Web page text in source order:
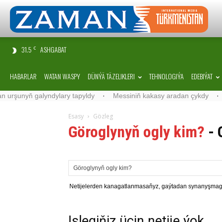
31.5 C ASHGABAT
HABARLAR WATAN WASPY DÜNÝÄ TÄZELIKLERI TEHNOLOGIÝA EDEBIÝAT
galyndylary tapyldy · Messiniň kakasy aradan çykdy ·
Esasy Gözleg
Göroglynyň ogly kim? -
Netijelerden kanagatlanmasaňyz, gaýtadan